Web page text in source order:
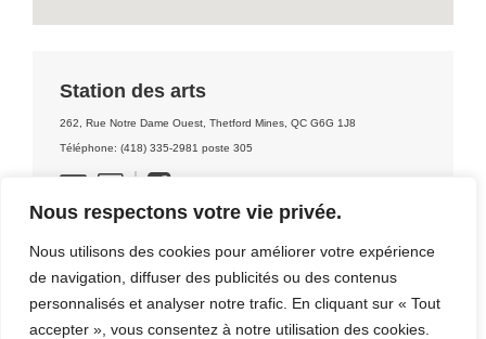
Nous respectons votre vie privée.
Nous utilisons des cookies pour améliorer votre expérience
de navigation, diffuser des publicités ou des contenus
personnalisés et analyser notre trafic. En cliquant sur « Tout
accepter », vous consentez à notre utilisation des cookies.
Station des arts
262, Rue Notre Dame Ouest, Thetford Mines, QC G6G 1J8
Téléphone: (418) 335-2981 poste 305
Contact: Ville de Thetford Mines